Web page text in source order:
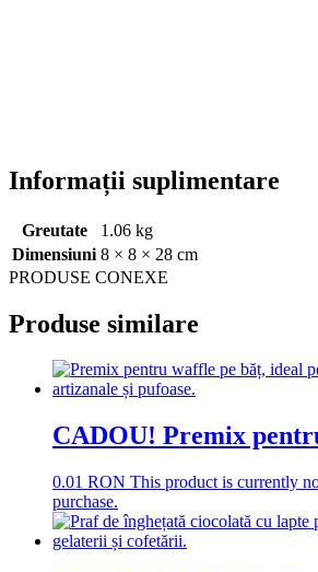
Informații suplimentare
Greutate
1.06 kg
Dimensiuni 8 × 8 × 28 cm
PRODUSE CONEXE
Produse similare
CADOU! Premix
0.01 RON This product is currently
purchase.